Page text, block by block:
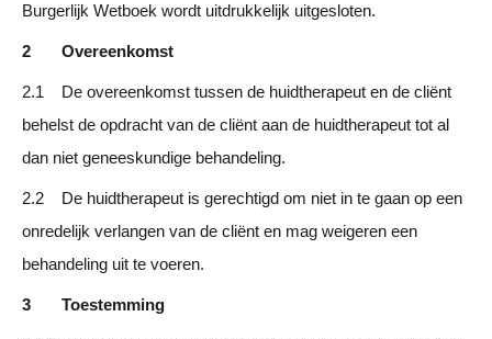
Burgerlijk Wetboek wordt uitdrukkelijk uitgesloten.
2 Overeenkomst
2.1 De overeenkomst tussen de huidtherapeut en de cliënt
behelst de opdracht van de cliënt aan de huidtherapeut tot al
dan niet geneeskundige behandeling.
2.2 De huidtherapeut is gerechtigd om niet in te gaan op een
onredelijk verlangen van de cliënt en mag weigeren een
behandeling uit te voeren.
3 Toestemming